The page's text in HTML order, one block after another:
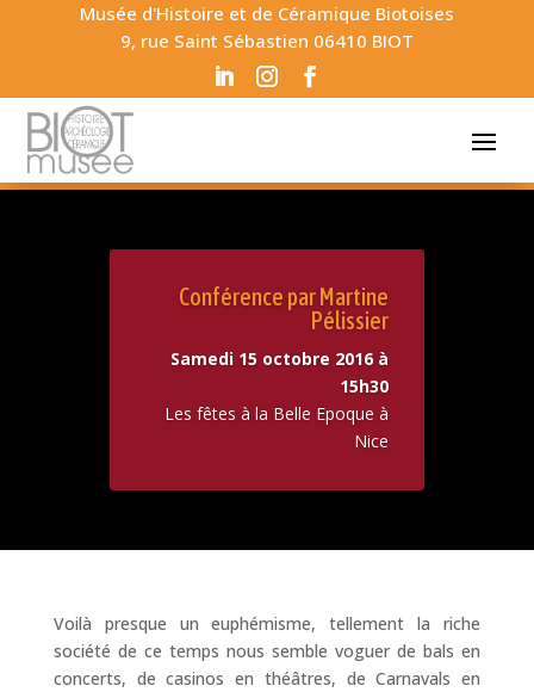
Musée d'Histoire et de Céramique Biotoises
9, rue Saint Sébastien 06410 BIOT
Conférence par Martine
Pélissier
Samedi 15 octobre 2016 à
15h30
Les fêtes à la Belle Epoque à
Nice
Voilà presque un euphémisme, tellement la riche
société de ce temps nous semble voguer de bals en
concerts, de casinos en théâtres, de Carnavals en